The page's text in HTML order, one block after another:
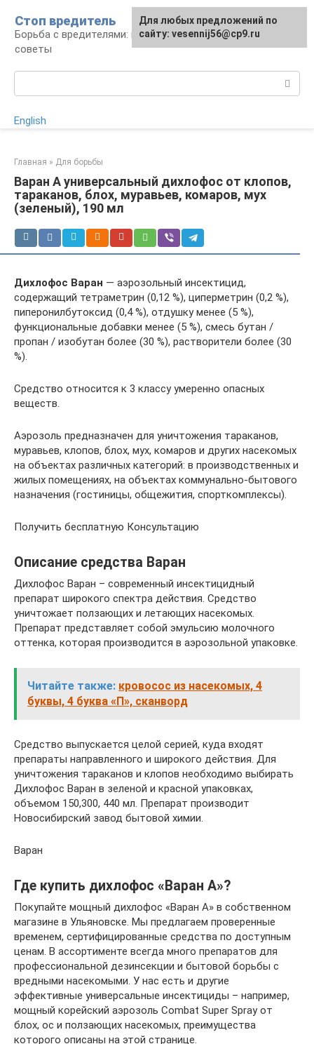
контенту
Стоп вредитель
Борьба с вредителями: правила, средства,
советы
English
Главная » Для борьбы
Варан А универсальный дихлофос от клопов,
тараканов, блох, муравьев, комаров, мух
(зеленый), 190 мл
Дихлофос Варан — аэрозольный инсектицид,
содержащий тетраметрин (0,12 %), циперметрин (0,2 %),
пиперонилбутоксид (0,4 %), отдушку менее (5 %),
функциональные добавки менее (5 %), смесь бутан /
пропан / изобутан более (30 %), растворители более (30
%).
Средство относится к 3 классу умеренно опасных
веществ.
Аэрозоль предназначен для уничтожения тараканов,
муравьев, клопов, блох, мух, комаров и других насекомых
на объектах различных категорий: в производственных и
жилых помещениях, на объектах коммунально-бытового
назначения (гостиницы, общежития, спорткомплексы).
Получить бесплатную Консультацию
Описание средства Варан
Дихлофос Варан – современный инсектицидный
препарат широкого спектра действия. Средство
уничтожает ползающих и летающих насекомых.
Препарат представляет собой эмульсию молочного
оттенка, которая производится в аэрозольной упаковке.
Читайте также: кровосос из насекомых, 4
буквы, 4 буква «П», сканворд
Средство выпускается целой серией, куда входят
препараты направленного и широкого действия. Для
уничтожения тараканов и клопов необходимо выбирать
Дихлофос Варан в зеленой и красной упаковках,
объемом 150,300, 440 мл. Препарат производит
Новосибирский завод бытовой химии.
Варан
Где купить дихлофос «Варан А»?
Покупайте мощный дихлофос «Варан А» в собственном
магазине в Ульяновске. Мы предлагаем проверенные
временем, сертифицированные средства по доступным
ценам. В ассортименте всегда много препаратов для
профессиональной дезинсекции и бытовой борьбы с
вредными насекомыми. У нас есть и другие
эффективные универсальные инсектициды – например,
мощный корейский аэрозоль Combat Super Spray от
блох, ос и ползающих насекомых, преимущества
которого описаны на этой странице.
Для любых предложений по
сайту: vesennij56@cp9.ru